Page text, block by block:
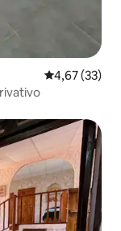
4,67 de uma
4,67 (33)